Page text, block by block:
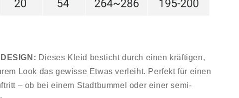
Dieses Kleid besticht durch einen kräftigen,
Look das gewisse Etwas verleiht. Perfekt für einen
– ob bei einem Stadtbummel oder einer semi-